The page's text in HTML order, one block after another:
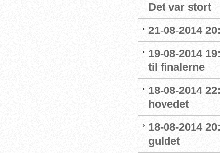
Det var stort
21-08-2014
19-08-2014
til finalerne
18-08-2014
hovedet
18-08-2014
guldet